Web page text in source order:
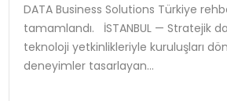
YAŞAM
DATA Business Solutions Türkiye
tamamlandı. İSTANBUL — Stratejik
teknoloji yetkinlikleriyle kuruluşları
deneyimler tasarlayan…